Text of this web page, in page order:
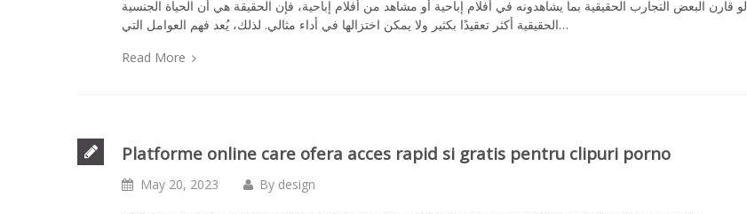
لو قارن البعض التجارب الحقيقية بما يشاهدونه في أفلام إباحية أو مشاهد من أفلام إباحية، فإن الحقيقة هي أن الحياة الجنسية
الحقيقية أكثر تعقيدًا بكثير ولا يمكن اختزالها في أداء مثالي. لذلك، يُعد فهم العوامل التي…
Read More
Platforme online care ofera acces rapid si gratis pentru clipuri porno
May 20, 2023 By design